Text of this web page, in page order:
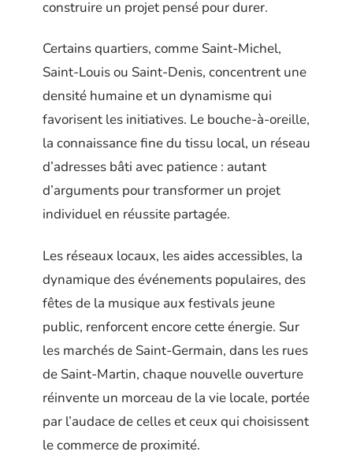
construire un projet pensé pour durer.
Certains quartiers, comme Saint-Michel,
Saint-Louis ou Saint-Denis, concentrent une
densité humaine et un dynamisme qui
favorisent les initiatives. Le bouche-à-oreille,
la connaissance fine du tissu local, un réseau
d’adresses bâti avec patience : autant
d’arguments pour transformer un projet
individuel en réussite partagée.
Les réseaux locaux, les aides accessibles, la
dynamique des événements populaires, des
fêtes de la musique aux festivals jeune
public, renforcent encore cette énergie. Sur
les marchés de Saint-Germain, dans les rues
de Saint-Martin, chaque nouvelle ouverture
réinvente un morceau de la vie locale, portée
par l’audace de celles et ceux qui choisissent
le commerce de proximité.